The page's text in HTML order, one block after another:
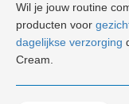
Wil je jouw routine
producten voor
dagelijkse verzorging
Cream.